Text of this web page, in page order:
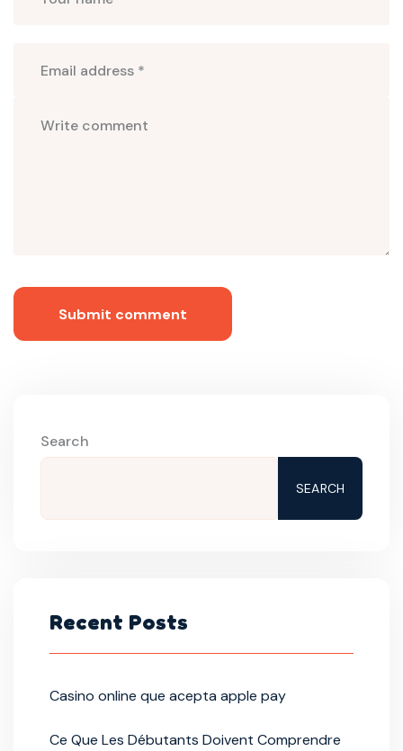
Submit comment
Search
SEARCH
Recent Posts
Casino online que acepta apple pay
Ce Que Les Débutants Doivent Comprendre